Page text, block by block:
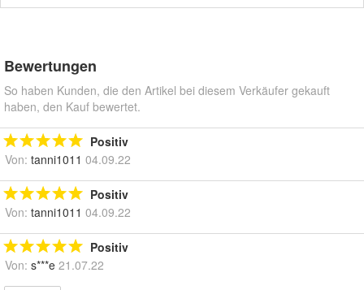
Bewertungen
So haben Kunden, die den Artikel bei diesem Verkäufer gekauft
haben, den Kauf bewertet.
Positiv
Von: tanni1011 04.09.22
Positiv
Von: tanni1011 04.09.22
Positiv
Von: s***e 21.07.22